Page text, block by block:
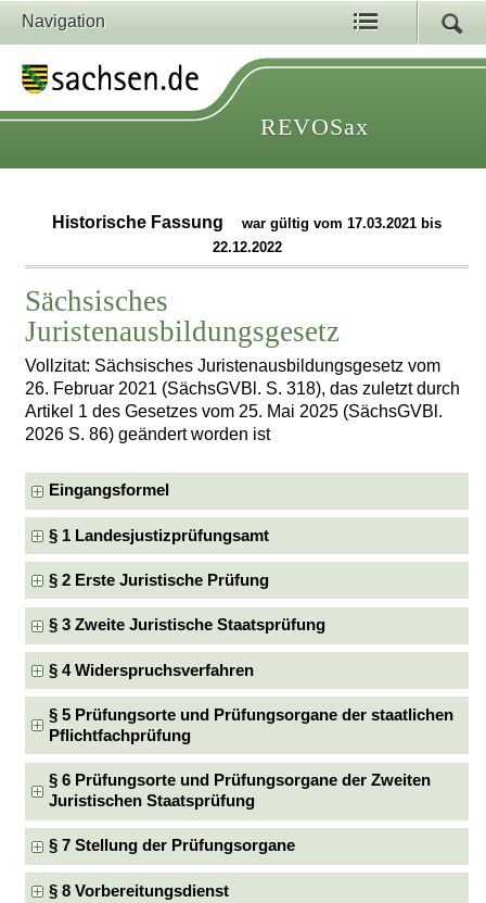
Navigation
REVOSax
Historische Fassung
war gültig vom 17.03.2021 bis
22.12.2022
Sächsisches
Juristenausbildungsgesetz
Vollzitat: Sächsisches Juristenausbildungsgesetz vom
26. Februar 2021 (SächsGVBl. S. 318), das zuletzt durch
Artikel 1 des Gesetzes vom 25. Mai 2025 (SächsGVBl.
2026 S. 86) geändert worden ist
Eingangsformel
§ 1 Landesjustizprüfungsamt
§ 2 Erste Juristische Prüfung
§ 3 Zweite Juristische Staatsprüfung
§ 4 Widerspruchsverfahren
§ 5 Prüfungsorte und Prüfungsorgane der staatlichen
Pflichtfachprüfung
§ 6 Prüfungsorte und Prüfungsorgane der Zweiten
Juristischen Staatsprüfung
§ 7 Stellung der Prüfungsorgane
§ 8 Vorbereitungsdienst